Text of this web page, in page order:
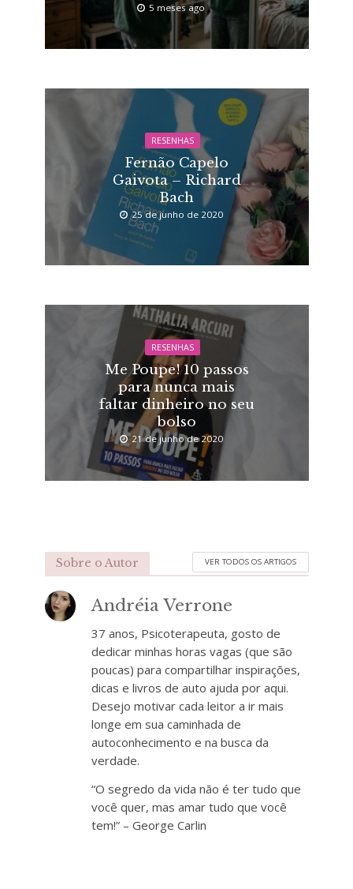
5 meses ago
RESENHAS
Fernão Capelo
Gaivota – Richard
Bach
25 de junho de 2020
RESENHAS
Me Poupe! 10 passos
para nunca mais
faltar dinheiro no seu
bolso
21 de junho de 2020
Sobre o Autor VER TODOS OS ARTIGOS
Andréia Verrone
37 anos, Psicoterapeuta, gosto de
dedicar minhas horas vagas (que são
poucas) para compartilhar inspirações,
dicas e livros de auto ajuda por aqui.
Desejo motivar cada leitor a ir mais
longe em sua caminhada de
autoconhecimento e na busca da
verdade.
“O segredo da vida não é ter tudo que
você quer, mas amar tudo que você
tem!” – George Carlin